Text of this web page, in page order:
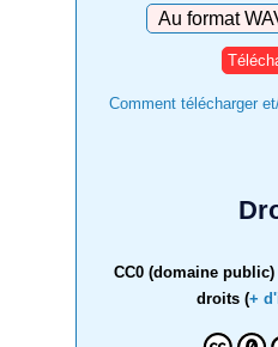
Télécharger
Comment télécharger
CC0 (domaine
droits (+